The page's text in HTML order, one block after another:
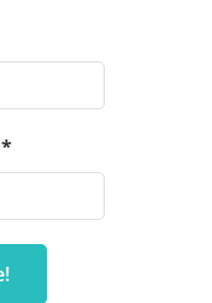
*